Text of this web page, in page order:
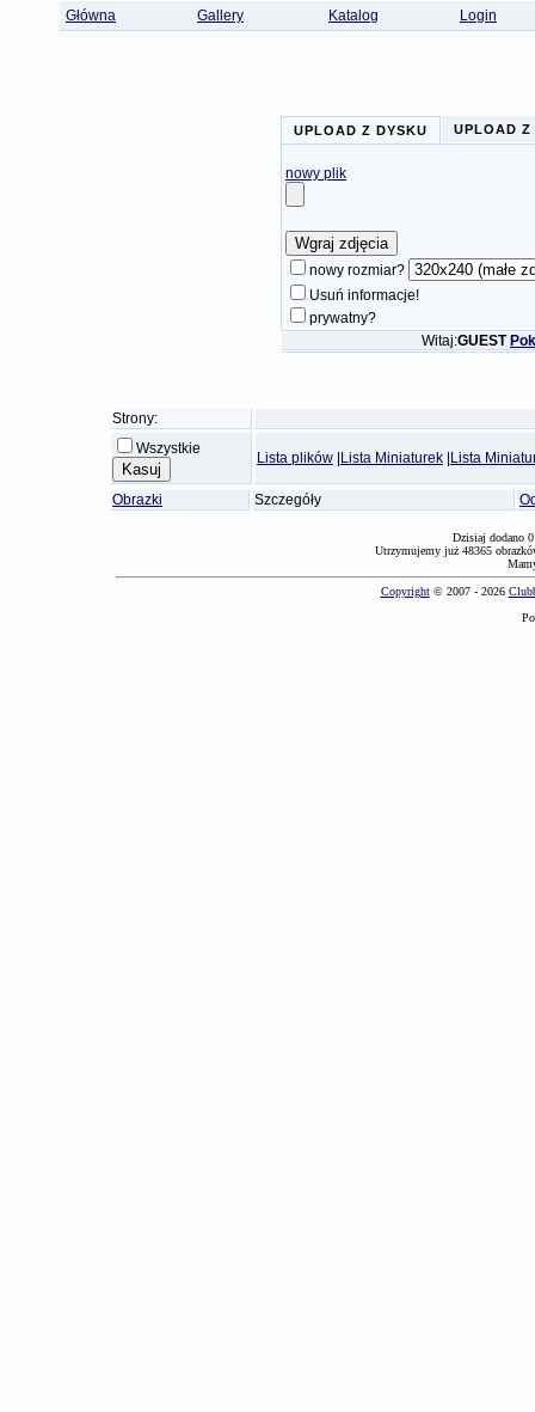
Główna Gallery Katalog Login
UPLOAD Z DYSKU UPLOAD Z
nowy plik
nowy rozmiar?
Usuń informacje!
prywatny?
Witaj:GUEST
Strony:
Wszystkie
Lista plików Lista Miniaturek Lista
Obrazki Szczegóły
Dzisiaj dodano
Utrzymujemy już 48365
Copyright© 2007 - 2026